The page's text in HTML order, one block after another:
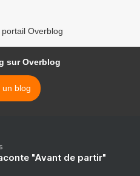
Overblog
sur Overblog
un blog
"Avant de partir"